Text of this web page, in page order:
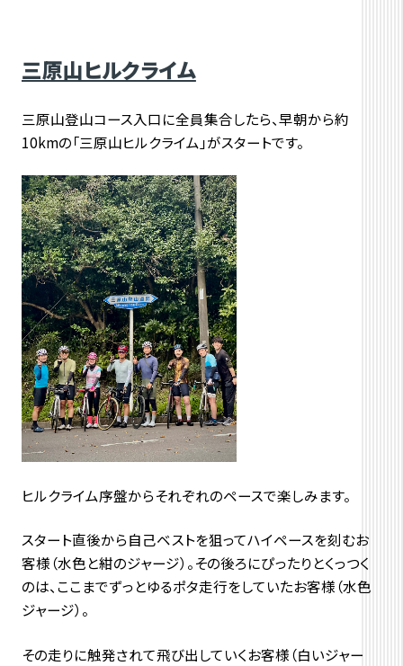
三原山ヒルクライム
三原山登山コース入口に全員集合したら、早朝から約
10kmの「三原山ヒルクライム」がスタートです。
ヒルクライム序盤からそれぞれのペースで楽しみます。
スタート直後から自己ベストを狙ってハイペースを刻むお
客様（水色と紺のジャージ）。その後ろにぴったりとくっつく
のは、ここまでずっとゆるポタ走行をしていたお客様（水色
ジャージ）。
その走りに触発されて飛び出していくお客様（白いジャー